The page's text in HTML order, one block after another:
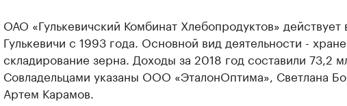
ОАО «Гулькевичский Комбинат Хлебопродуктов» действует
Гулькевичи с 1993 года. Основной вид деятельности -
складирование зерна. Доходы за 2018 год составили 73,2
Совладельцами указаны ООО «ЭталонОптима», Светлана
Артем Карамов.